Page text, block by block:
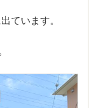
ています。